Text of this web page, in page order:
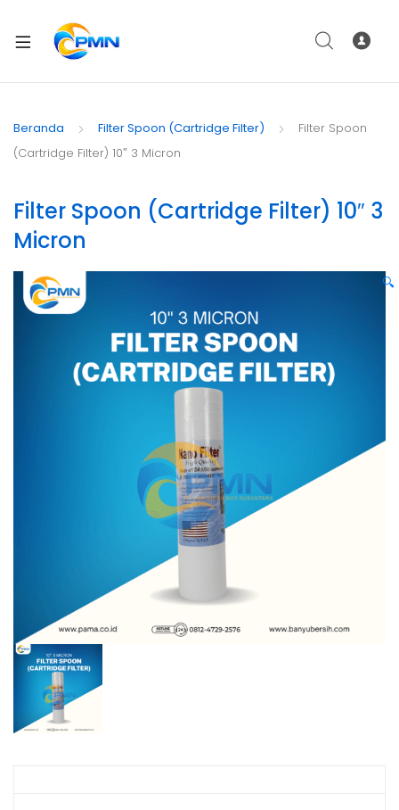
Beranda Filter Spoon (Cartridge Filter)
Filter Spoon
(Cartridge Filter) 10″ 3 Micron
Filter Spoon (Cartridge Filter) 10″ 3
Micron
🔍